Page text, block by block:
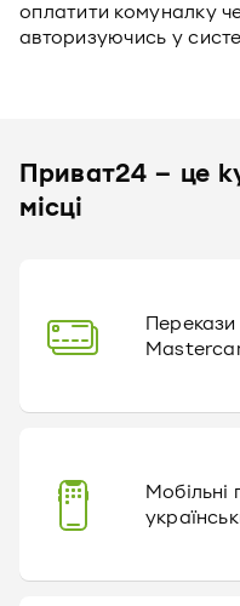
оплатити комуналку
авторизуючись у
Приват24 – це
місці
Перекази
Мобільні